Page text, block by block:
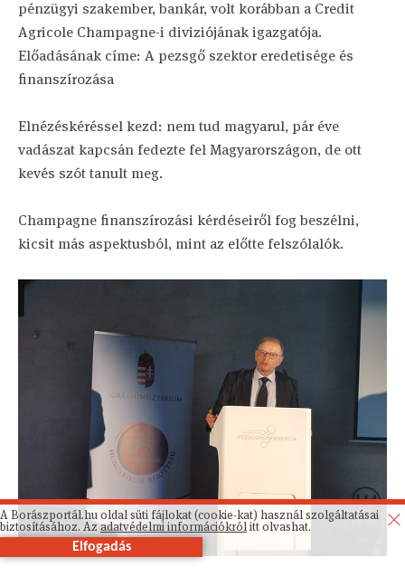
pénzügyi szakember, bankár, volt korábban a Credit
Agricole Champagne-i diviziójának igazgatója.
Előadásának címe: A pezsgő szektor eredetisége és
finanszírozása
Elnézéskéréssel kezd: nem tud magyarul, pár éve
vadászat kapcsán fedezte fel Magyarországon, de ott
kevés szót tanult meg.
Champagne finanszírozási kérdéseiről fog beszélni,
kicsit más aspektusból, mint az előtte felszólalók.
A Borászportál.hu oldal süti fájlokat (cookie-kat) használ szolgáltatásai
biztosításához. Azadatvédelmi információkrólitt olvashat.
Elfogadás